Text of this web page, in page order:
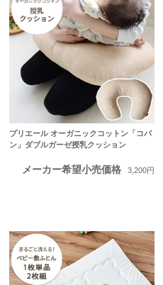
プリエール オーガニックコットン「コパ
ン」ダブルガーゼ授乳クッション
メーカー希望小売価格 3,200円